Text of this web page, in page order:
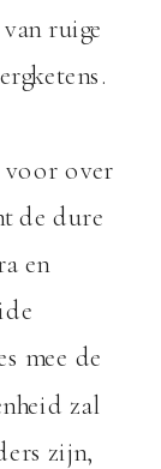
ruige
voor over
de dure
en
mee de
zal
zijn,